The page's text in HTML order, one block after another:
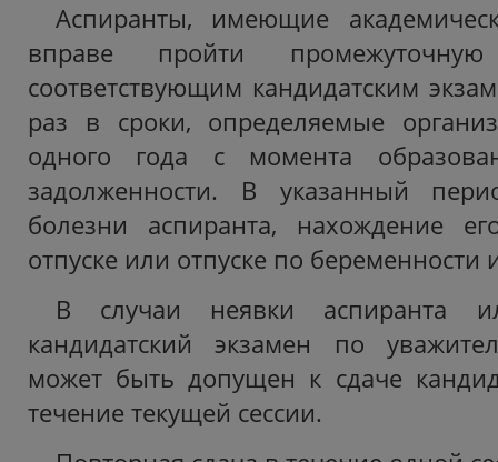
Аспиранты, имеющие
вправе пройти
соответствующим кандидатским
раз в сроки, определяемые
одного года с момента
задолженности. В указанный
болезни аспиранта, нахождение
отпуске или отпуске по беременности
В случаи неявки аспиранта
кандидатский экзамен по
может быть допущен к сдаче
течение текущей сессии.